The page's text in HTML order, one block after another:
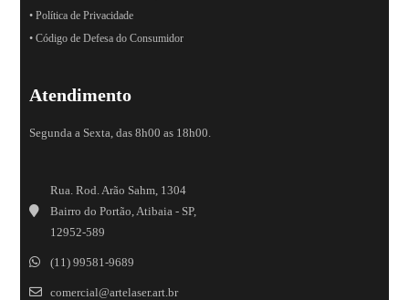
• Política de Privacidade
• Código de Defesa do Consumidor
Atendimento
Segunda a Sexta, das 8h00 as 18h00.
Rua. Rod. Arão Sahm, 1304
Bairro do Portão, Atibaia - SP,
12952-589
(11) 99581-9689
comercial@artelaser.art.br